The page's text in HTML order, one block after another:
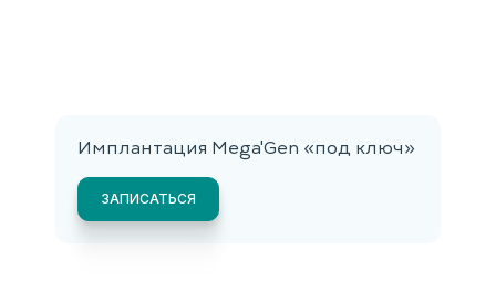
Имплантация Mega'Gen «под ключ»
ЗАПИСАТЬСЯ